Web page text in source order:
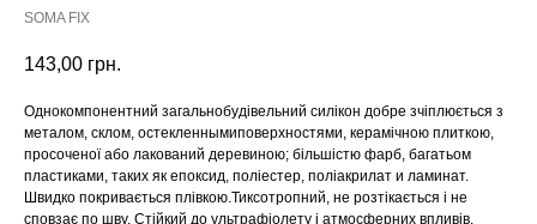
SOMA FIX
143,00 грн.
Однокомпонентний загальнобудівельний силікон добре зчіплюється з
металом, склом, остекленнымиповерхностями, керамічною плиткою,
просоченої або лакований деревиною; більшістю фарб, багатьом
пластиками, таких як епоксид, поліестер, поліакрилат и ламинат.
Швидко покривається плівкою.Тиксотропний, не розтікається і не
сповзає по шву. Стійкий до ультрафіолету і атмосферних впливів.